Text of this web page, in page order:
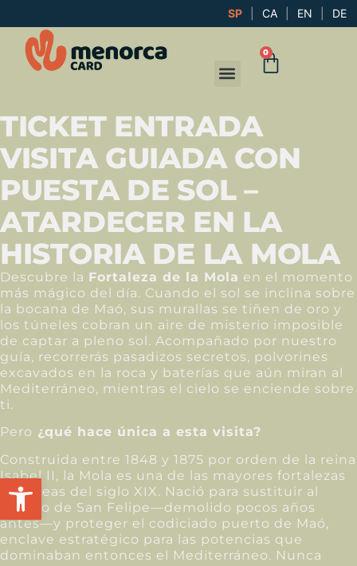
Abrir barra de herramientas
SP CA EN DE
0
TICKET ENTRADA
VISITA GUIADA CON
PUESTA DE SOL –
ATARDECER EN LA
HISTORIA DE LA MOLA
Descubre la Fortaleza de la Mola en el momento
más mágico del día. Cuando el sol se inclina sobre
la bocana de Maó, sus murallas se tiñen de oro y
los túneles cobran un aire de misterio imposible
de captar a pleno sol. Acompañado por nuestro
guía, recorrerás pasadizos secretos, polvorines
excavados en la roca y baterías que aún miran al
Mediterráneo, mientras el cielo se enciende sobre
ti.
Pero ¿qué hace única a esta visita?
Construida entre 1848 y 1875 por orden de la reina
Isabel II, la Mola es una de las mayores fortalezas
europeas del siglo XIX. Nació para sustituir al
castillo de San Felipe—demolido pocos años
antes—y proteger el codiciado puerto de Maó,
enclave estratégico para las potencias que
dominaban entonces el Mediterráneo. Nunca